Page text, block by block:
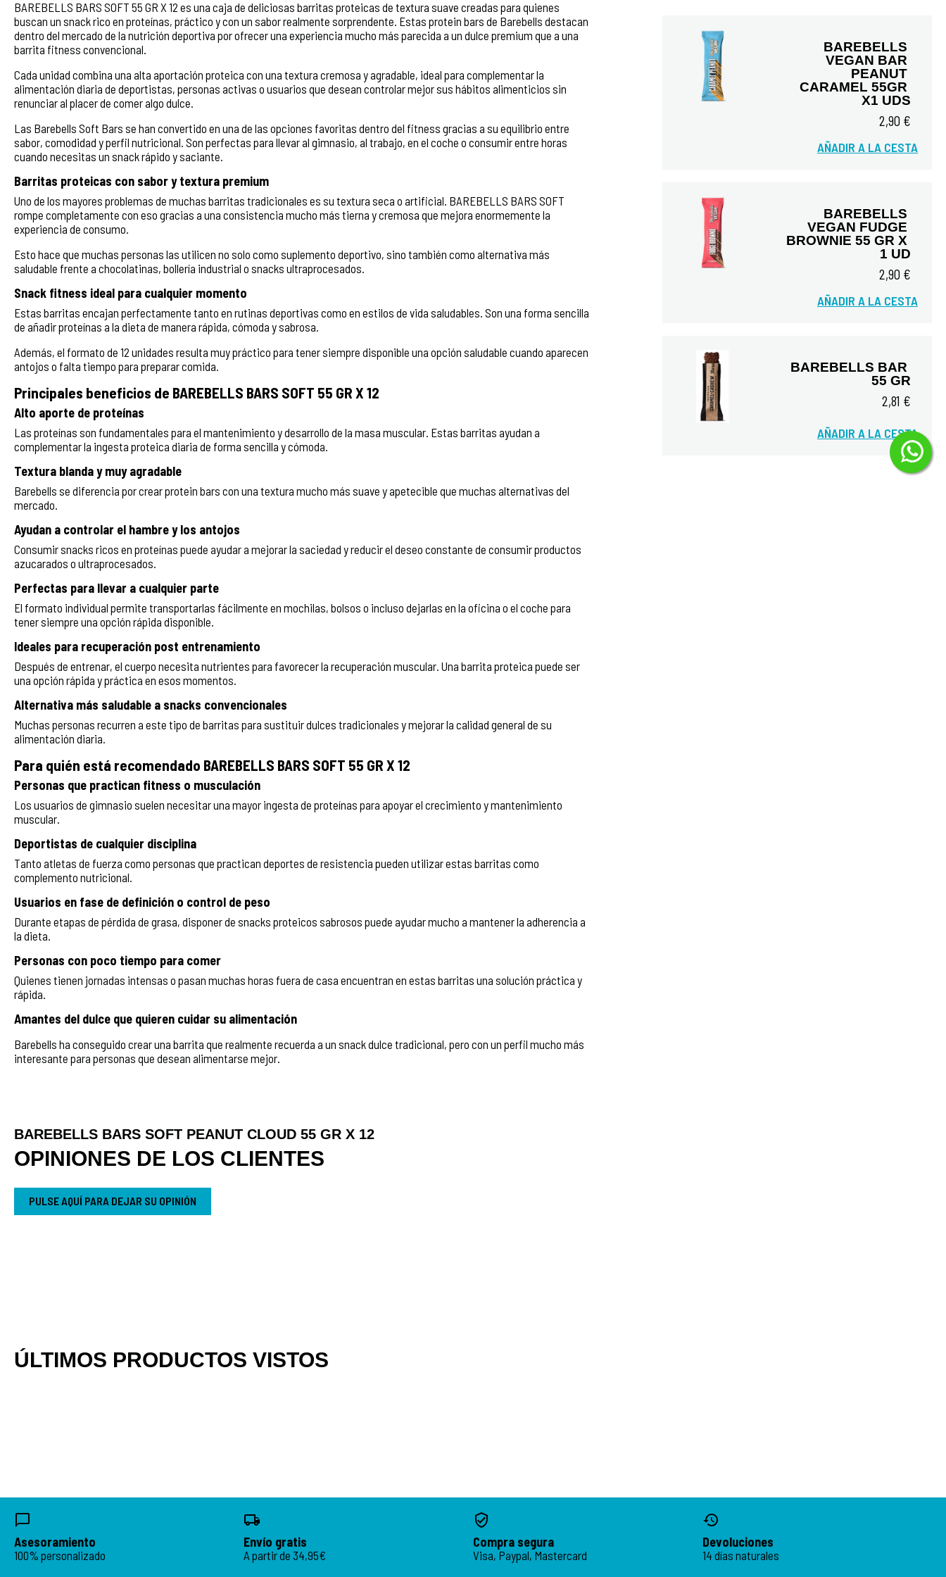
BAREBELLS BARS SOFT 55 GR X 12 es una caja de deliciosas barritas proteicas de textura suave creadas para quienes
buscan un snack rico en proteínas, práctico y con un sabor realmente sorprendente. Estas protein bars de Barebells destacan
dentro del mercado de la nutrición deportiva por ofrecer una experiencia mucho más parecida a un dulce premium que a una
barrita fitness convencional.
Cada unidad combina una alta aportación proteica con una textura cremosa y agradable, ideal para complementar la
alimentación diaria de deportistas, personas activas o usuarios que desean controlar mejor sus hábitos alimenticios sin
renunciar al placer de comer algo dulce.
Las Barebells Soft Bars se han convertido en una de las opciones favoritas dentro del fitness gracias a su equilibrio entre
sabor, comodidad y perfil nutricional. Son perfectas para llevar al gimnasio, al trabajo, en el coche o consumir entre horas
cuando necesitas un snack rápido y saciante.
Barritas proteicas con sabor y textura premium
Uno de los mayores problemas de muchas barritas tradicionales es su textura seca o artificial. BAREBELLS BARS SOFT
rompe completamente con eso gracias a una consistencia mucho más tierna y cremosa que mejora enormemente la
experiencia de consumo.
Esto hace que muchas personas las utilicen no solo como suplemento deportivo, sino también como alternativa más
saludable frente a chocolatinas, bollería industrial o snacks ultraprocesados.
Snack fitness ideal para cualquier momento
Estas barritas encajan perfectamente tanto en rutinas deportivas como en estilos de vida saludables. Son una forma sencilla
de añadir proteínas a la dieta de manera rápida, cómoda y sabrosa.
Además, el formato de 12 unidades resulta muy práctico para tener siempre disponible una opción saludable cuando aparecen
antojos o falta tiempo para preparar comida.
Principales beneficios de BAREBELLS BARS SOFT 55 GR X 12
Alto aporte de proteínas
Las proteínas son fundamentales para el mantenimiento y desarrollo de la masa muscular. Estas barritas ayudan a
complementar la ingesta proteica diaria de forma sencilla y cómoda.
Textura blanda y muy agradable
Barebells se diferencia por crear protein bars con una textura mucho más suave y apetecible que muchas alternativas del
mercado.
Ayudan a controlar el hambre y los antojos
Consumir snacks ricos en proteínas puede ayudar a mejorar la saciedad y reducir el deseo constante de consumir productos
azucarados o ultraprocesados.
Perfectas para llevar a cualquier parte
El formato individual permite transportarlas fácilmente en mochilas, bolsos o incluso dejarlas en la oficina o el coche para
tener siempre una opción rápida disponible.
Ideales para recuperación post entrenamiento
Después de entrenar, el cuerpo necesita nutrientes para favorecer la recuperación muscular. Una barrita proteica puede ser
una opción rápida y práctica en esos momentos.
Alternativa más saludable a snacks convencionales
Muchas personas recurren a este tipo de barritas para sustituir dulces tradicionales y mejorar la calidad general de su
alimentación diaria.
Para quién está recomendado BAREBELLS BARS SOFT 55 GR X 12
Personas que practican fitness o musculación
Los usuarios de gimnasio suelen necesitar una mayor ingesta de proteínas para apoyar el crecimiento y mantenimiento
muscular.
Deportistas de cualquier disciplina
Tanto atletas de fuerza como personas que practican deportes de resistencia pueden utilizar estas barritas como
complemento nutricional.
Usuarios en fase de definición o control de peso
Durante etapas de pérdida de grasa, disponer de snacks proteicos sabrosos puede ayudar mucho a mantener la adherencia a
la dieta.
Personas con poco tiempo para comer
Quienes tienen jornadas intensas o pasan muchas horas fuera de casa encuentran en estas barritas una solución práctica y
rápida.
Amantes del dulce que quieren cuidar su alimentación
Barebells ha conseguido crear una barrita que realmente recuerda a un snack dulce tradicional, pero con un perfil mucho más
interesante para personas que desean alimentarse mejor.
BAREBELLS
VEGAN BAR
PEANUT
CARAMEL 55GR
X1 UDS
2,90 €
AÑADIR A LA CESTA
BAREBELLS
VEGAN FUDGE
BROWNIE 55 GR X
1 UD
2,90 €
AÑADIR A LA CESTA
BAREBELLS BAR
55 GR
2,81 €
AÑADIR A LA CESTA
BAREBELLS BARS SOFT PEANUT CLOUD 55 GR X 12
OPINIONES DE LOS CLIENTES
PULSE AQUÍ PARA DEJAR SU OPINIÓN
ÚLTIMOS PRODUCTOS VISTOS
Asesoramiento
100% personalizado
Envío gratis
A partir de 34,95€
Compra segura
Visa, Paypal, Mastercard
Devoluciones
14 días naturales